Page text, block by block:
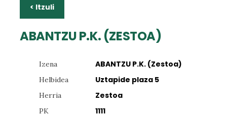
< Itzuli
ABANTZU P.K. (ZESTOA)
Izena ABANTZU P.K. (Zestoa)
Helbidea Uztapide plaza 5
Herria Zestoa
PK 1111